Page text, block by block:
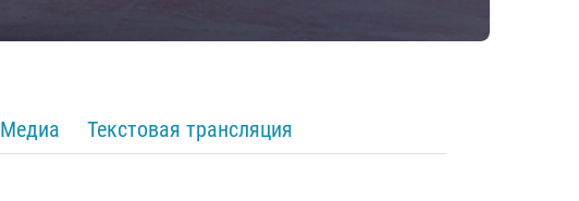
Медиа Текстовая трансляция